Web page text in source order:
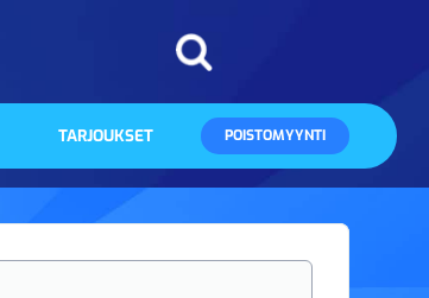
TARJOUKSET POISTOMYYNTI